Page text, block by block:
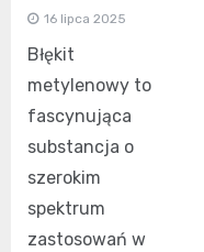
16 lipca 2025
Błękit
metylenowy to
fascynująca
substancja o
szerokim
spektrum
zastosowań w